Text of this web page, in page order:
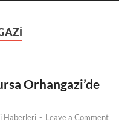
Orhangazi’de
Haberleri - Leave a Comment